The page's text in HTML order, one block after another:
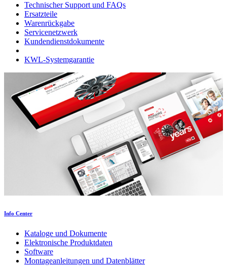
Technischer Support und FAQs
Ersatzteile
Warenrückgabe
Servicenetzwerk
Kundendienstdokumente
KWL-Systemgarantie
Info Center
Kataloge und Dokumente
Elektronische Produktdaten
Software
Montageanleitungen und Datenblätter